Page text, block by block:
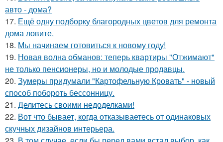
авто - дома?
17. Ещё одну подборку благородных цветов для ремонта
дома ловите.
18. Мы начинаем готовиться к новому году!
19. Новая волна обманов: теперь квартиры "Отжимают"
не только пенсионеры, но и молодые продавцы.
20. Зумеры придумали "Картофельную Кровать" - новый
способ побороть бессонницу.
21. Делитесь своими недоделками!
22. Вот что бывает, когда отказываетесь от одинаковых
скучных дизайнов интерьера.